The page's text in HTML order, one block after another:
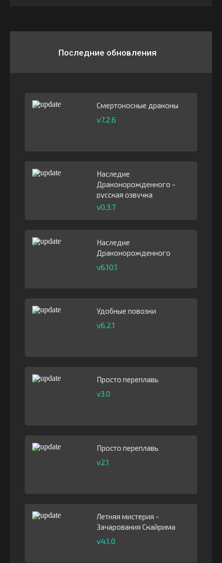
Последние обновления
Смертоносные драконы
v7.2.6
Наследие
Драконорожденного -
русская озвучка
v0.3.7
Наследие
Драконорожденного
v6.10.1
Удобные повозки
v6.2.1
Просто переплавь
v3.0
Просто переплавь
v2.1
Летняя мистерия -
Зачарования Скайрима
v4.1.0